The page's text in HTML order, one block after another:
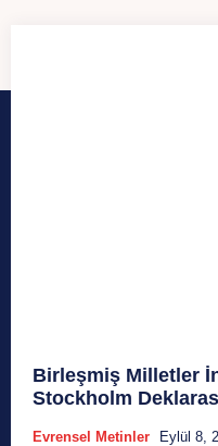
Birleşmiş Milletler
Stockholm
Evrensel Metinler Eylül 8,